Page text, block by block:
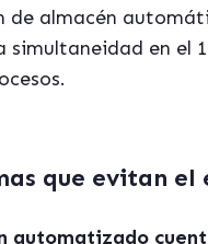
de almacén
simultaneidad en el
que evitan el
automatizado